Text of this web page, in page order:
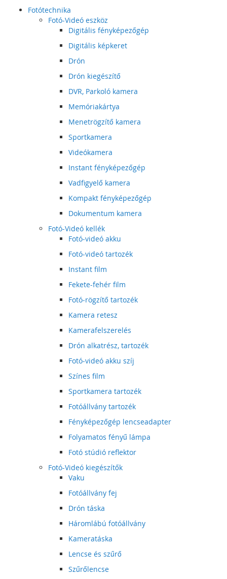
Fotótechnika
Fotó-Videó eszköz
Digitális fényképezőgép
Digitális képkeret
Drón
Drón kiegészítő
DVR, Parkoló kamera
Memóriakártya
Menetrögzítő kamera
Sportkamera
Videókamera
Instant fényképezőgép
Vadfigyelő kamera
Kompakt fényképezőgép
Dokumentum kamera
Fotó-Videó kellék
Fotó-videó akku
Fotó-videó tartozék
Instant film
Fekete-fehér film
Fotó-rögzítő tartozék
Kamera retesz
Kamerafelszerelés
Drón alkatrész, tartozék
Fotó-videó akku szíj
Színes film
Sportkamera tartozék
Fotóállvány tartozék
Fényképezőgép lencseadapter
Folyamatos fényű lámpa
Fotó stúdió reflektor
Fotó-Videó kiegészítők
Vaku
Fotóállvány fej
Drón táska
Háromlábú fotóállvány
Kameratáska
Lencse és szűrő
Szűrőlencse